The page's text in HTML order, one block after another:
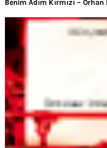
Benim Adım Kırmızı –